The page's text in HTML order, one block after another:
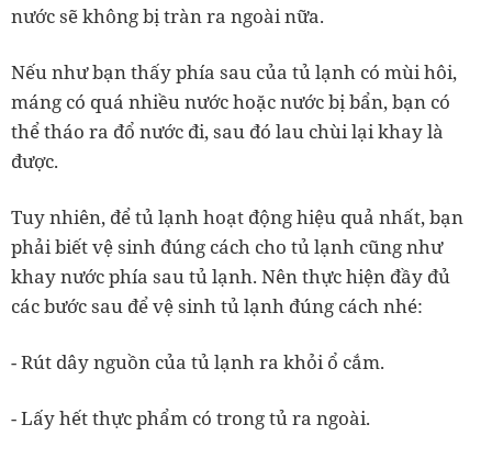
nước sẽ không bị tràn ra ngoài nữa.
Nếu như bạn thấy phía sau của tủ lạnh có mùi hôi,
máng có quá nhiều nước hoặc nước bị bẩn, bạn có
thể tháo ra đổ nước đi, sau đó lau chùi lại khay là
được.
Tuy nhiên, để tủ lạnh hoạt động hiệu quả nhất, bạn
phải biết vệ sinh đúng cách cho tủ lạnh cũng như
khay nước phía sau tủ lạnh. Nên thực hiện đầy đủ
các bước sau để vệ sinh tủ lạnh đúng cách nhé:
- Rút dây nguồn của tủ lạnh ra khỏi ổ cắm.
- Lấy hết thực phẩm có trong tủ ra ngoài.